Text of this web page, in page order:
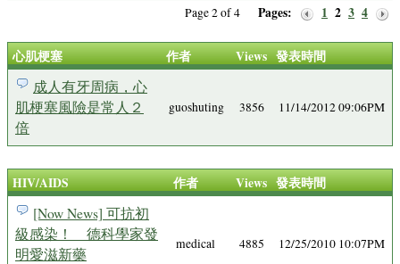
Page 2 of 4 Pages: 1 2 3 4
心肌梗塞 作者 Views 發表時間
成人有牙周病，心
肌梗塞風險是常人２
倍
guoshuting 3856 11/14/2012 09:06PM
HIV/AIDS 作者 Views 發表時間
[Now News] 可抗初
級感染！ 德科學家發
明愛滋新藥
medical 4885 12/25/2010 10:07PM